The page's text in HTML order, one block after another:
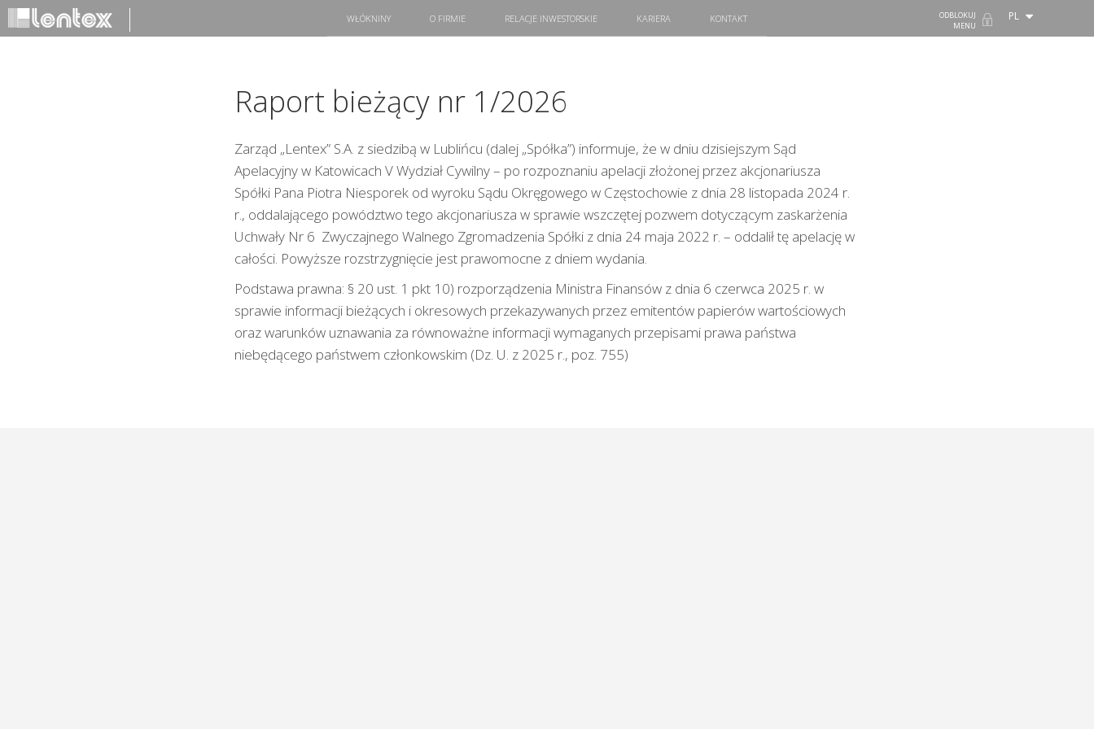
WŁÓKNINY O FIRMIE RELACJE INWESTORSKIE KARIERA KONTAKT
ODBLOKUJ
MENU
PL
Raport bieżący nr 1/2026
Zarząd „Lentex” S.A. z siedzibą w Lublińcu (dalej „Spółka”) informuje, że w dniu dzisiejszym Sąd
Apelacyjny w Katowicach V Wydział Cywilny – po rozpoznaniu apelacji złożonej przez akcjonariusza
Spółki Pana Piotra Niesporek od wyroku Sądu Okręgowego w Częstochowie z dnia 28 listopada 2024 r.
r., oddalającego powództwo tego akcjonariusza w sprawie wszczętej pozwem dotyczącym zaskarżenia
Uchwały Nr 6 Zwyczajnego Walnego Zgromadzenia Spółki z dnia 24 maja 2022 r. – oddalił tę apelację w
całości. Powyższe rozstrzygnięcie jest prawomocne z dniem wydania.
Podstawa prawna: § 20 ust. 1 pkt 10) rozporządzenia Ministra Finansów z dnia 6 czerwca 2025 r. w
sprawie informacji bieżących i okresowych przekazywanych przez emitentów papierów wartościowych
oraz warunków uznawania za równoważne informacji wymaganych przepisami prawa państwa
niebędącego państwem członkowskim (Dz. U. z 2025 r., poz. 755)